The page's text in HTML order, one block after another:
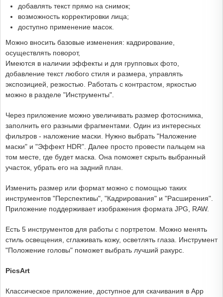
добавлять текст прямо на снимок;
возможность корректировки лица;
доступно применение масок.
Можно вносить базовые изменения: кадрирование,
осуществлять поворот,
Имеются в наличии эффекты и для групповых фото,
добавление текст любого стиля и размера, управлять
экспозицией, резкостью. Работать с контрастом, яркостью
можно в разделе "Инструменты".
Через приложение можно увеличивать размер фотоснимка,
заполнить его разными фрагментами. Один из интересных
фильтров - наложение маски. Нужно выбрать "Наложение
маски" и "Эффект HDR". Далее просто провести пальцем на
том месте, где будет маска. Она поможет скрыть выбранный
участок, убрать его на задний план.
Изменить размер или формат можно с помощью таких
инструментов "Перспективы", "Кадрирования" и "Расширения".
Приложение поддерживает изображения формата JPG, RAW.
Есть 5 инструментов для работы с портретом. Можно менять
стиль освещения, сглаживать кожу, осветлять глаза. Инструмент
"Положение головы" поможет выбрать лучший ракурс.
PicsArt
Классическое приложение, доступное для скачивания в App